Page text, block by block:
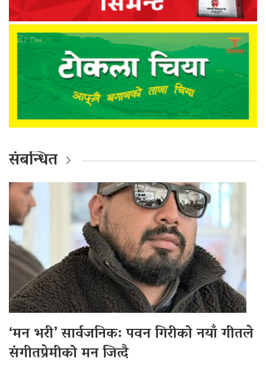
संबन्धित
‘मन भरी’ सार्वजनिक: पवन गिरीको नयाँ गीतले
संगीतप्रेमीको मन जित्दै